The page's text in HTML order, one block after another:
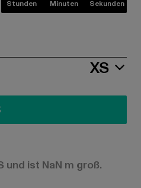
Stunden Minuten Sekunden
XS
ist NaN m groß.